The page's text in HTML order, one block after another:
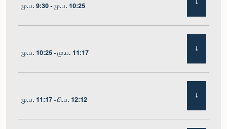
மு.ப. 9:30 - மு.ப. 10:25
மு.ப. 10:25 - மு.ப. 11:17
மு.ப. 11:17 - பி.ப. 12:12